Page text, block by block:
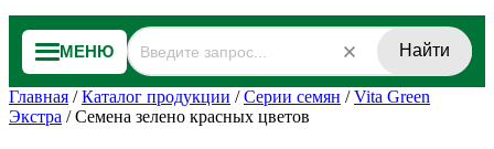
МЕНЮ Найти
Главная /Каталог продукции /Серии семян /Vita Green
Экстра /Семена зелено красных цветов